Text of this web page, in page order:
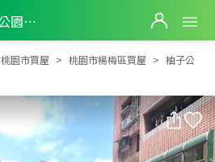
柚子公園超值三房車
柚子公園超值三房車
桃園市買屋 桃園市楊梅區買屋
柚子公